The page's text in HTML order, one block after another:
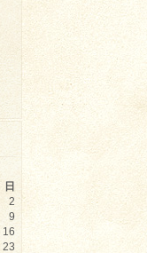
日
2
9
16
23